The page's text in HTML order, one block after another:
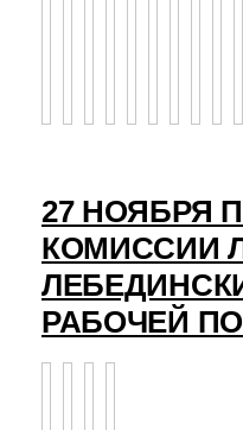
27 НОЯБРЯ
КОМИССИИ
РАБОЧЕЙ